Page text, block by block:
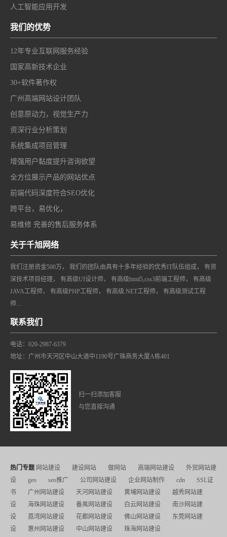
人工智能应用开发
我们的优势
12年专业互联网服务经验
国家高新技术企业
30+软件著作权
广州高端网站设计团队
创意原动力，视觉生产力
资深行业分析策划
系统集成项目管理
增强用户黏度提升咨询欲望
全方位展示产品的网站优点
前端代码深度符合SEO优化
跨平台，易优化，
易维修 完善的售后服务体系
关于千旭网络
我们注册资金500万， 我们的团队由具有十多年经验的优秀IT队伍组成， 有资
深技术项目经理， 有高级UI设计师， 有高级html5,css3前端工程师， 有高级
JAVA工程师， 有高级PHP工程师， 有高级.NET工程师， 有高级测试工程
师…
联系我们
电话：020-2987-6379
地址：广州市天河区中山大道中1190号广珠商务大厦A栋401
扫一扫添加客服
与您直接沟通
热门专题 网站建设 建设网站 做网站 高端网站建设
外贸网站建
设
geo seo推广 公司网站建设 企业网站制作 cdn
SSL证
书
广州网站建设 天河网站建设 黄埔网站建设
越秀网站建
设
海珠网站建设 番禺网站建设 白云网站建设
南沙网站建
设
荔湾网站建设 花都网站建设 佛山网站建设
东莞网站建
设
惠州网站建设 中山网站建设
珠海网站建设